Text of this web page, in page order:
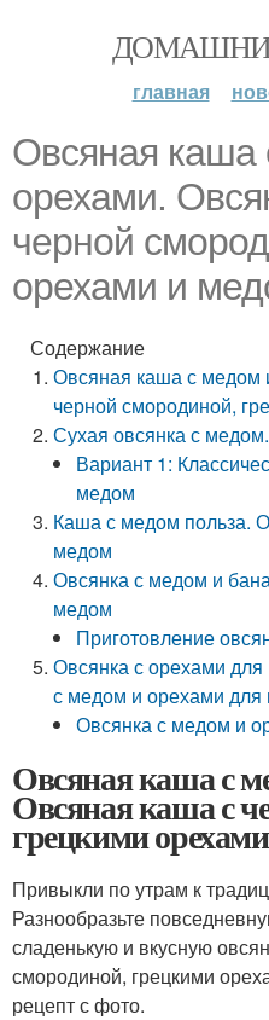
главная
Овсяная каша
орехами.
черной
орехами и
Содержание
Овсяная каша с медом
черной смородиной,
Сухая овсянка с
Вариант 1:
медом
Каша с медом польза.
медом
Овсянка с медом и
медом
Приготовление
Овсянка с орехами
с медом и орехами для
Овсянка с медом и
Овсяная каша с
Овсяная каша с
грецкими
Привыкли по утрам к
Разнообразьте
сладенькую и вкусную
смородиной, грецкими
рецепт с фото.